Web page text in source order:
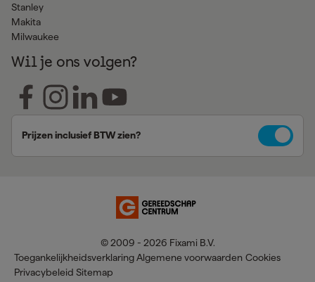
Stanley
Makita
Milwaukee
Wil je ons volgen?
Prijzen inclusief BTW zien?
© 2009 - 2026 Fixami B.V.
Toegankelijkheidsverklaring Algemene voorwaarden Cookies
Privacybeleid Sitemap